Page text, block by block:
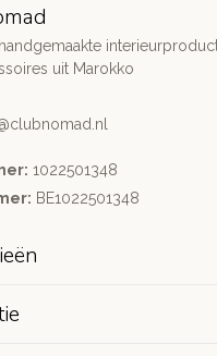
uit Marokko
1022501348
BE1022501348